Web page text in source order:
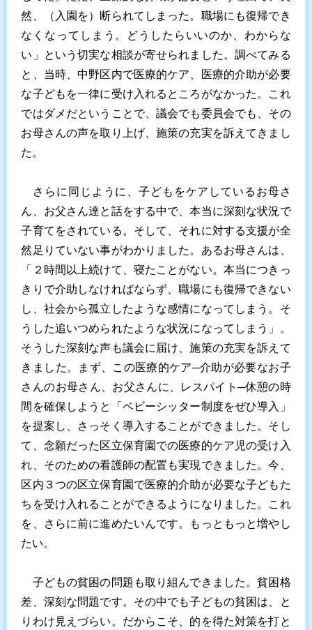
然、（入園を）断られてしまった。職場にも復帰でき
なくなってしまう。どうしたらいいのか、わからな
い」という切実な相談が寄せられました。調べてみる
と、当時、中野区内で医療的ケア、医療的介助が必要
な子どもを一律に受け入れるところがなかった。これ
ではダメだということで、議会でも委員会でも、その
お母さんの声を取り上げ、施策の充実を訴えてきまし
た。
さらに同じように、子どもをケアしているお母さ
ん、お父さん達と話をする中で、本当に深刻な状況で
子育てをされている。そして、それに対する支援が全
然足りていない事がわかりました。あるお母さんは、
「２時間以上続けて、寝たことがない。本当につきっ
きりで介助しなければならず、職場にも復帰できない
し、社会から孤立したような感情になってしまう。そ
うした追いつめられたような状況になってしまう」。
そうした深刻な声も議会に届け、施策の充実を訴えて
きました。まず、この医療的ケア─介助が必要なお子
さんのお母さん、お父さんに、レスパイト─休憩の時
間を確保しようと「ベビーシッター制度をぜひ導入」
を提案し、さっそく導入することができました。そし
て、念願だった区立保育園での医療的ケア児の受け入
れ、そのための看護師の配置も実現できました。今、
区内３つの区立保育園で医療的介助が必要な子どもた
ちを受け入れることができるようになりました。これ
を、さらに前に進めたいんです。もっともっと増やし
たい。
子どもの貧困の問題も取り組んできました。貧困格
差、深刻な問題です。その中でも子どもの貧困は、と
りわけ見えづらい。だからこそ、的を得た対策を打と